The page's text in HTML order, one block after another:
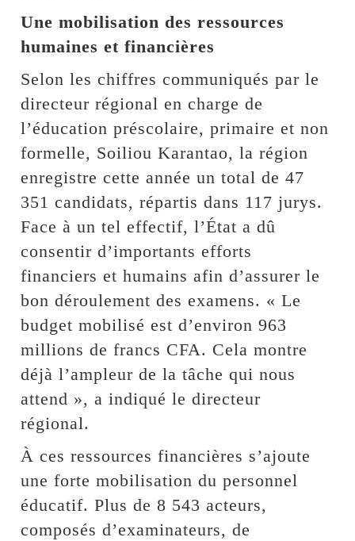
Une mobilisation des ressources
humaines et financières
Selon les chiffres communiqués par le
directeur régional en charge de
l’éducation préscolaire, primaire et non
formelle, Soiliou Karantao, la région
enregistre cette année un total de 47
351 candidats, répartis dans 117 jurys.
Face à un tel effectif, l’État a dû
consentir d’importants efforts
financiers et humains afin d’assurer le
bon déroulement des examens. « Le
budget mobilisé est d’environ 963
millions de francs CFA. Cela montre
déjà l’ampleur de la tâche qui nous
attend », a indiqué le directeur
régional.
À ces ressources financières s’ajoute
une forte mobilisation du personnel
éducatif. Plus de 8 543 acteurs,
composés d’examinateurs, de